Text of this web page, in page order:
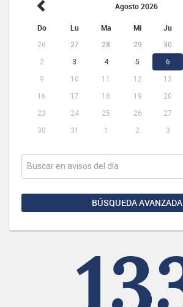
Agosto 2026
Do Lu Ma Mi Ju
26 27 28 29 30
2
3 4 5 6
9
10 11 12 13
16
17 18 19 20
23
24 25 26 27
30
31 1 2 3
BÚSQUEDA AVANZADA